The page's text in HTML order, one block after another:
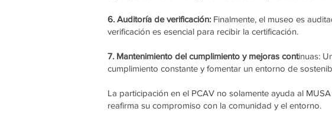
6. Auditoría de verificación: Finalmente, el museo es
verificación es esencial para recibir la certificación.
7. Mantenimiento del cumplimiento y mejoras continuas:
cumplimiento constante y fomentar un entorno de
La participación en el PCAV no solamente ayuda al
reafirma su compromiso con la comunidad y el entorno.